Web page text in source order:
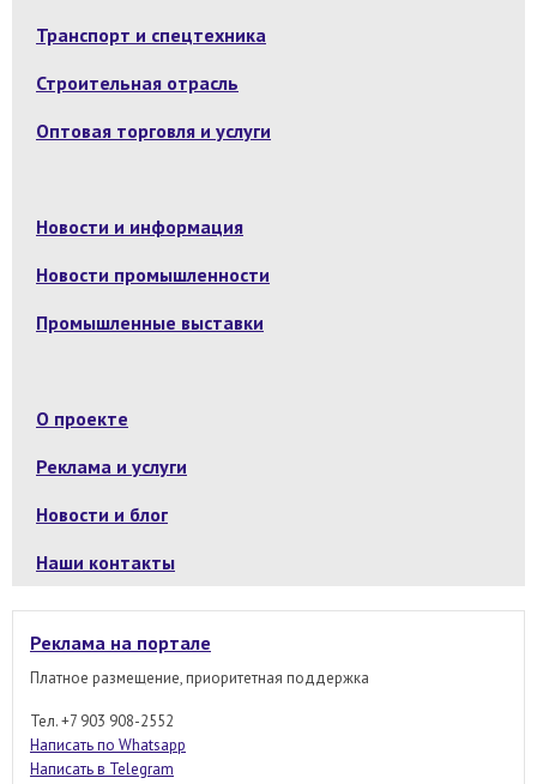
Транспорт и спецтехника
Строительная отрасль
Оптовая торговля и услуги
Новости и информация
Новости промышленности
Промышленные выставки
О проекте
Реклама и услуги
Новости и блог
Наши контакты
Реклама на портале
Платное размещение, приоритетная поддержка
Тел. +7 903 908-2552
Написать по Whatsapp
Написать в Telegram